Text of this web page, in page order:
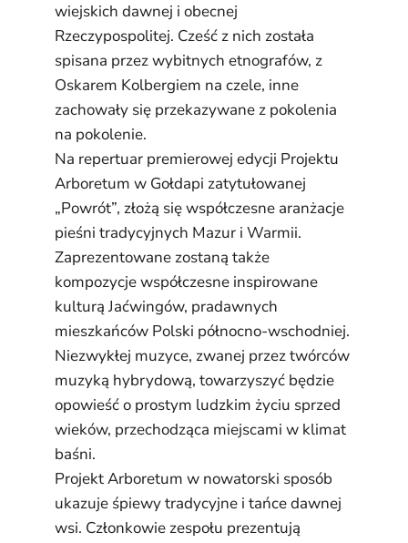
wiejskich dawnej i obecnej
Rzeczypospolitej. Cześć z nich została
spisana przez wybitnych etnografów, z
Oskarem Kolbergiem na czele, inne
zachowały się przekazywane z pokolenia
na pokolenie.
Na repertuar premierowej edycji Projektu
Arboretum w Gołdapi zatytułowanej
„Powrót”, złożą się współczesne aranżacje
pieśni tradycyjnych Mazur i Warmii.
Zaprezentowane zostaną także
kompozycje współczesne inspirowane
kulturą Jaćwingów, pradawnych
mieszkańców Polski północno-wschodniej.
Niezwykłej muzyce, zwanej przez twórców
muzyką hybrydową, towarzyszyć będzie
opowieść o prostym ludzkim życiu sprzed
wieków, przechodząca miejscami w klimat
baśni.
Projekt Arboretum w nowatorski sposób
ukazuje śpiewy tradycyjne i tańce dawnej
wsi. Członkowie zespołu prezentują